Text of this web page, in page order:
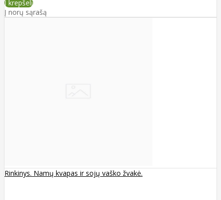
Į krepšelį
Į norų sąrašą
Rinkinys. Namų kvapas ir sojų vaško žvakė.